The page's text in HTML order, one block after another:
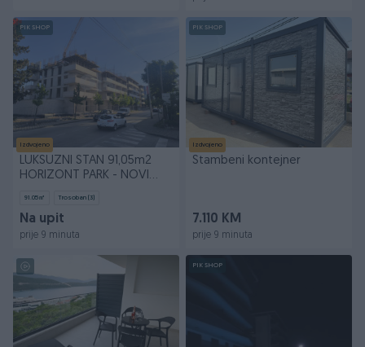
PIK SHOP
Izdvojeno
LUKSUZNI STAN 91,05m2
HORIZONT PARK - NOVI
91.05㎡ Trosoban (3)
Na upit
prije 9 minuta
PIK SHOP
Izdvojeno
Stambeni kontejner
7.110 KM
prije 9 minuta
PIK SHOP